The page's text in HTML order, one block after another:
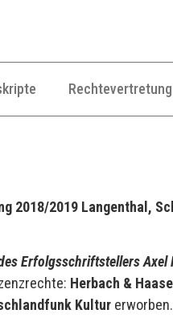
Rechtevertretung
2018/2019 Langenthal,
Erfolgsschriftstellers Axel
Herbach & Haase
Kultur